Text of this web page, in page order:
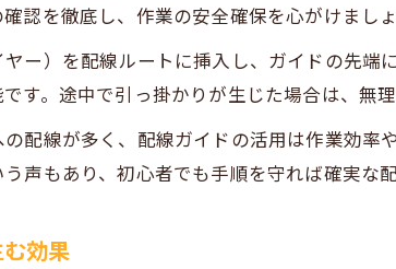
認を徹底し、作業の安全確保を心がけましょ
ー）を配線ルートに挿入し、ガイドの先端
す。途中で引っ掛かりが生じた場合は、無
配線が多く、配線ガイドの活用は作業効率
声もあり、初心者でも手順を守れば確実な配
効果